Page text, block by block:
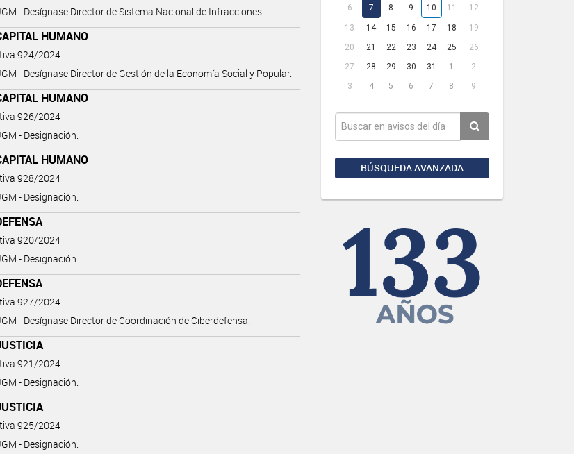
6 7 8 9 10 11 12
13 14 15 16 17 18
19
20
21 22 23 24 25
26
27
28 29 30 31 1
2
3
4 5 6 7 8 9
BÚSQUEDA AVANZADA
- Desígnase Director de Sistema Nacional de Infracciones.
HUMANO
924/2024
- Desígnase Director de Gestión de la Economía Social y Popular.
HUMANO
926/2024
- Designación.
HUMANO
928/2024
- Designación.
920/2024
- Designación.
927/2024
- Desígnase Director de Coordinación de Ciberdefensa.
921/2024
- Designación.
925/2024
- Designación.